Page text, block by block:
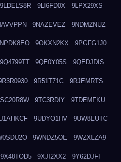
9LDELS8R 9LI6FD0X 9LPX29XS
9NAZEVEZ 9NDMZNUZ
9OKXN2KX 9PGFG1J0
9Q4799TT 9QE0Y05S 9QEDJDIS
9R51T71C 9RJEMRTS
9TC3RDIY 9TDEMFKU
9UDYO1HV 9UW8EUTC
9WNDZ5OE 9WZXLZA9
9X48TOD5 9XJI2XX2 9Y62DJFI